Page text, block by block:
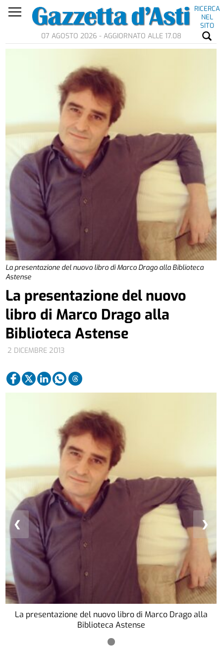
RICERCA
NEL
SITO
07 AGOSTO 2026 - AGGIORNATO ALLE 17.08
La presentazione del nuovo libro di Marco Drago alla Biblioteca
Astense
2 DICEMBRE 2013
La presentazione del nuovo
libro di Marco Drago alla
Biblioteca Astense
La presentazione del nuovo libro di Marco Drago alla
Biblioteca Astense
❮ ❯